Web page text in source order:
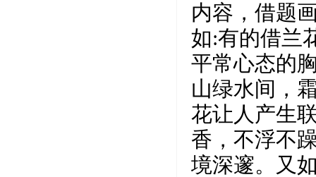
内容，借题
如:有的借兰
平常心态的
山绿水间，
花让人产生
香，不浮不
境深邃。又